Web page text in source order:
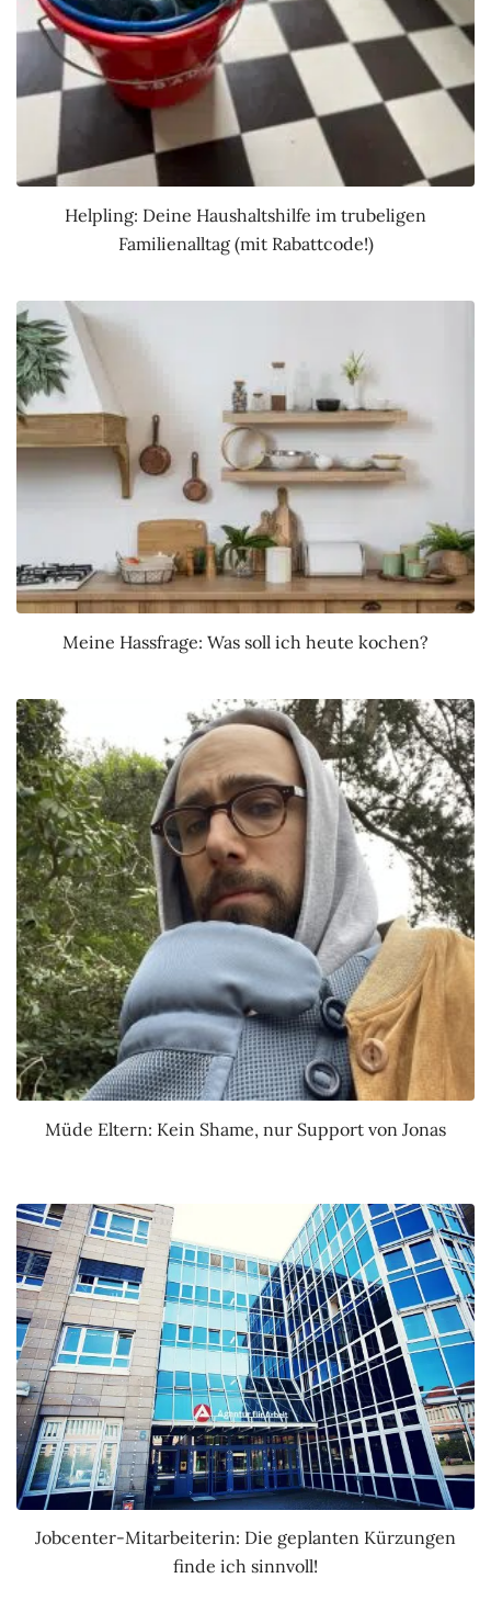
Helpling: Deine Haushaltshilfe im trubeligen
Familienalltag (mit Rabattcode!)
Meine Hassfrage: Was soll ich heute kochen?
Müde Eltern: Kein Shame, nur Support von Jonas
Jobcenter-Mitarbeiterin: Die geplanten Kürzungen
finde ich sinnvoll!